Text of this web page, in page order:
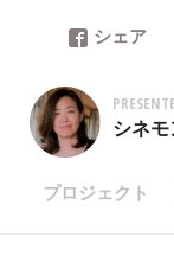
シェア
シネ
プロジェクト